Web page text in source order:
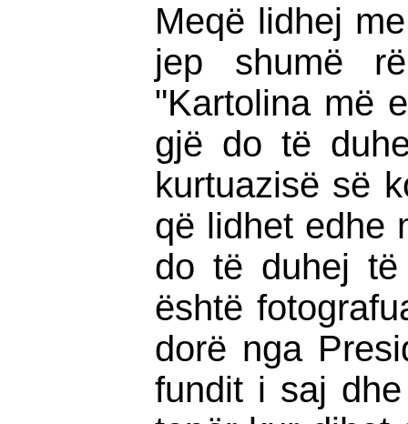
Meqë lidhej
jep shumë
"Kartolina më
gjë do të
kurtuazisë së
që lidhet edhe
do të duhej
është
dorë nga
fundit i saj